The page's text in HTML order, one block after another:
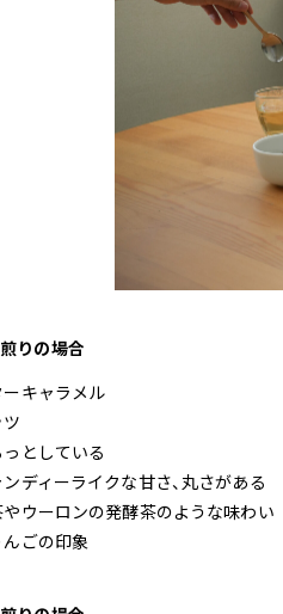
りの場合
ーキャラメル
ツ
っとしている
ンディーライクな甘さ、丸さがある
やウーロンの発酵茶のような味わい
んごの印象